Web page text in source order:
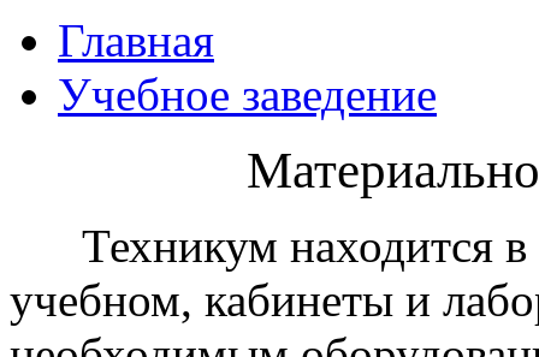
Главная
Учебное заведение
Техникум находится в
учебном, кабинеты и